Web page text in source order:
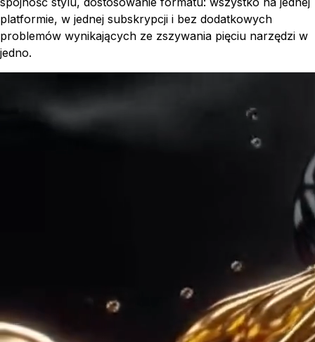
platformie, w jednej subskrypcji i bez dodatkowych
problemów wynikających ze zszywania pięciu narzędzi w
jedno.